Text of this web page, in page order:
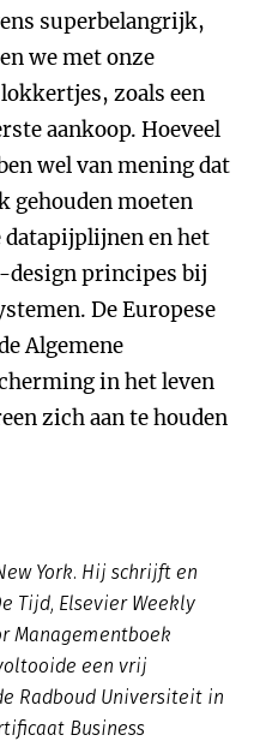
superbelangrijk,
we met onze
zoals een
aankoop. Hoeveel
wel van mening dat
gehouden moeten
en het
design principes bij
De Europese
Algemene
in het leven
zich aan te houden
York. Hij schrijft en
Tijd, Elsevier Weekly
Managementboek
een vrij
Radboud Universiteit in
Business